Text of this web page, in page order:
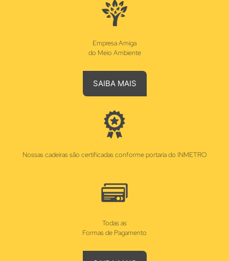
Empresa Amiga
do Meio Ambiente
SAIBA MAIS
Nossas cadeiras são certificadas conforme portaria do INMETRO
Todas as
Formas de Pagamento